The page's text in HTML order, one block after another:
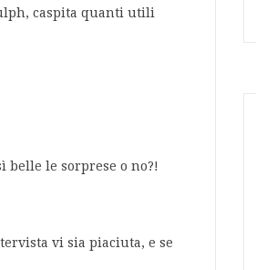
caspita quanti utili
belle le sorprese o no?!
vi sia piaciuta, e se